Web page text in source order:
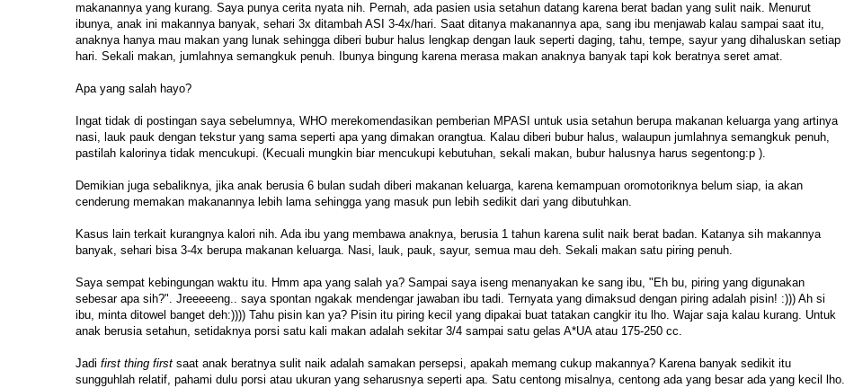
makanannya yang kurang. Saya punya cerita nyata nih. Pernah, ada pasien usia setahun datang karena berat badan yang sulit naik. Menurut
ibunya, anak ini makannya banyak, sehari 3x ditambah ASI 3-4x/hari. Saat ditanya makanannya apa, sang ibu menjawab kalau sampai saat itu,
anaknya hanya mau makan yang lunak sehingga diberi bubur halus lengkap dengan lauk seperti daging, tahu, tempe, sayur yang dihaluskan setiap
hari. Sekali makan, jumlahnya semangkuk penuh. Ibunya bingung karena merasa makan anaknya banyak tapi kok beratnya seret amat.
Apa yang salah hayo?
Ingat tidak di postingan saya sebelumnya, WHO merekomendasikan pemberian MPASI untuk usia setahun berupa makanan keluarga yang artinya
nasi, lauk pauk dengan tekstur yang sama seperti apa yang dimakan orangtua. Kalau diberi bubur halus, walaupun jumlahnya semangkuk penuh,
pastilah kalorinya tidak mencukupi. (Kecuali mungkin biar mencukupi kebutuhan, sekali makan, bubur halusnya harus segentong:p ).
Demikian juga sebaliknya, jika anak berusia 6 bulan sudah diberi makanan keluarga, karena kemampuan oromotoriknya belum siap, ia akan
cenderung memakan makanannya lebih lama sehingga yang masuk pun lebih sedikit dari yang dibutuhkan.
Kasus lain terkait kurangnya kalori nih. Ada ibu yang membawa anaknya, berusia 1 tahun karena sulit naik berat badan. Katanya sih makannya
banyak, sehari bisa 3-4x berupa makanan keluarga. Nasi, lauk, pauk, sayur, semua mau deh. Sekali makan satu piring penuh.
Saya sempat kebingungan waktu itu. Hmm apa yang salah ya? Sampai saya iseng menanyakan ke sang ibu, "Eh bu, piring yang digunakan
sebesar apa sih?". Jreeeeeng.. saya spontan ngakak mendengar jawaban ibu tadi. Ternyata yang dimaksud dengan piring adalah pisin! :))) Ah si
ibu, minta ditowel banget deh:)))) Tahu pisin kan ya? Pisin itu piring kecil yang dipakai buat tatakan cangkir itu lho. Wajar saja kalau kurang. Untuk
anak berusia setahun, setidaknya porsi satu kali makan adalah sekitar 3/4 sampai satu gelas A*UA atau 175-250 cc.
Jadi first thing first saat anak beratnya sulit naik adalah samakan persepsi, apakah memang cukup makannya? Karena banyak sedikit itu
sungguhlah relatif, pahami dulu porsi atau ukuran yang seharusnya seperti apa. Satu centong misalnya, centong ada yang besar ada yang kecil lho.